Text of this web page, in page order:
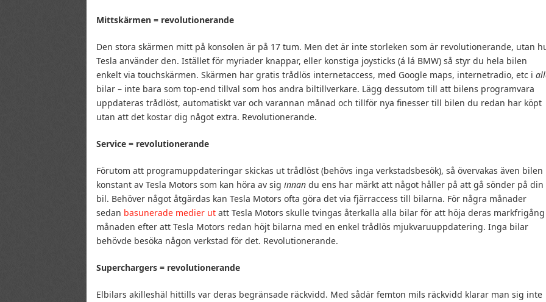
Mittskärmen = revolutionerande
Den stora skärmen mitt på konsolen är på 17 tum. Men det är inte storleken som är revolutionerande, utan
Tesla använder den. Istället för myriader knappar, eller konstiga joysticks (á lá BMW) så styr du hela bilen
enkelt via touchskärmen. Skärmen har gratis trådlös internetaccess, med Google maps, internetradio, etc i
bilar – inte bara som top-end tillval som hos andra biltillverkare. Lägg dessutom till att bilens programvara
uppdateras trådlöst, automatiskt var och varannan månad och tillför nya finesser till bilen du redan har köpt
utan att det kostar dig något extra. Revolutionerande.
Service = revolutionerande
Förutom att programuppdateringar skickas ut trådlöst (behövs inga verkstadsbesök), så övervakas även bilen
konstant av Tesla Motors som kan höra av sig innan du ens har märkt att något håller på att gå sönder på din
bil. Behöver något åtgärdas kan Tesla Motors ofta göra det via fjärraccess till bilarna. För några månader
sedan basunerade medier ut att Tesla Motors skulle tvingas återkalla alla bilar för att höja deras markfrigång
månaden efter att Tesla Motors redan höjt bilarna med en enkel trådlös mjukvaruuppdatering. Inga bilar
behövde besöka någon verkstad för det. Revolutionerande.
Superchargers = revolutionerande
Elbilars akilleshäl hittills var deras begränsade räckvidd. Med sådär femton mils räckvidd klarar man sig inte